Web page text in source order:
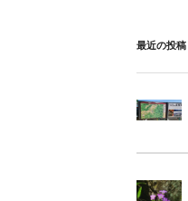
最近の投稿